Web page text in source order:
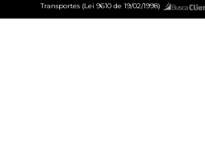
Transportes (Lei 9610 de 19/02/1998)